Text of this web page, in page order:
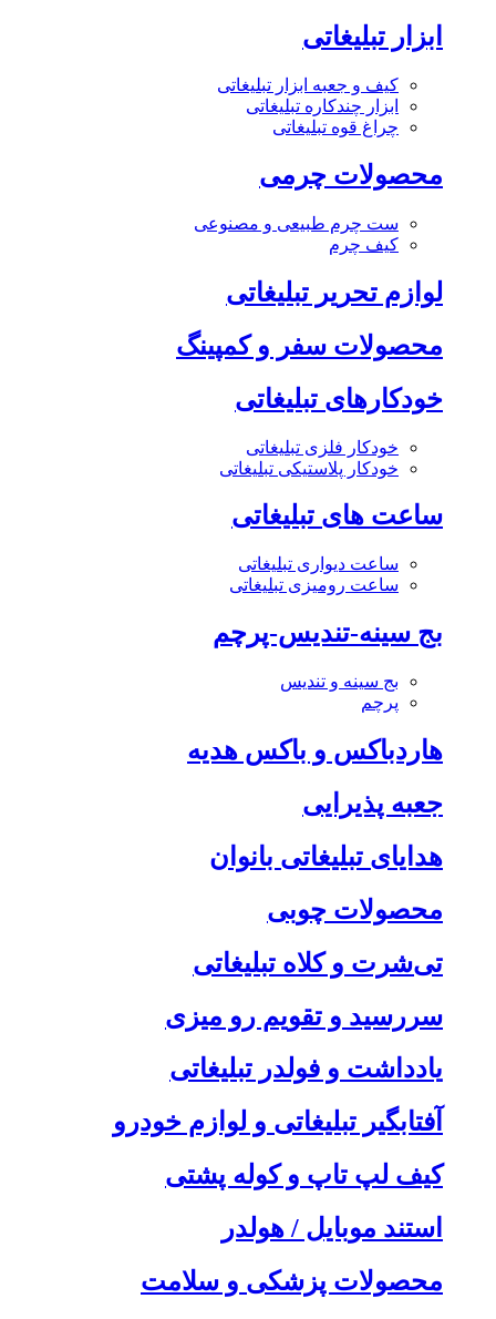
ابزار تبلیغاتی
کیف و جعبه ابزار تبلیغاتی
ابزار چندکاره تبلیغاتی
چراغ قوه تبلیغاتی
محصولات چرمی
ست چرم طبیعی و مصنوعی
کیف چرم
لوازم تحریر تبلیغاتی
محصولات سفر و کمپینگ
خودکارهای تبلیغاتی
خودکار فلزی تبلیغاتی
خودکار پلاستیکی تبلیغاتی
ساعت های تبلیغاتی
ساعت دیواری تبلیغاتی
ساعت رومیزی تبلیغاتی
بج سینه-تندیس-پرچم
بج سینه و تندیس
پرچم
هاردباکس و باکس هدیه
جعبه پذیرایی
هدایای تبلیغاتی بانوان
محصولات چوبی
تی‌شرت و کلاه تبلیغاتی
سررسید و تقویم رو میزی
یادداشت و فولدر تبلیغاتی
آفتابگیر تبلیغاتی و لوازم خودرو
کیف لپ تاپ و کوله پشتی
استند موبایل / هولدر
محصولات پزشکی و سلامت